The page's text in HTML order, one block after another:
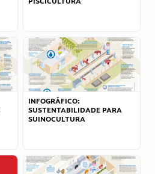
INFOGRÁFICO:
SUSTENTABILIDADE PARA
SUINOCULTURA